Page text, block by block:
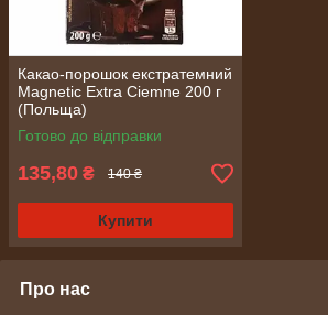
Какао-порошок екстратемний
Magnetic Extra Ciemne 200 г
(Польща)
Готово до відправки
135,80 ₴ 140 ₴
Купити
Про нас